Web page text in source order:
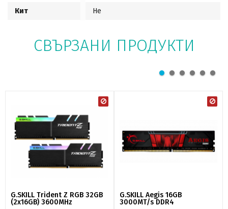
Кит Не
СВЪРЗАНИ ПРОДУКТИ
G.SKILL Trident Z RGB 32GB
(2x16GB) 3600MHz
G.SKILL Aegis 16GB
3000MT/s DDR4